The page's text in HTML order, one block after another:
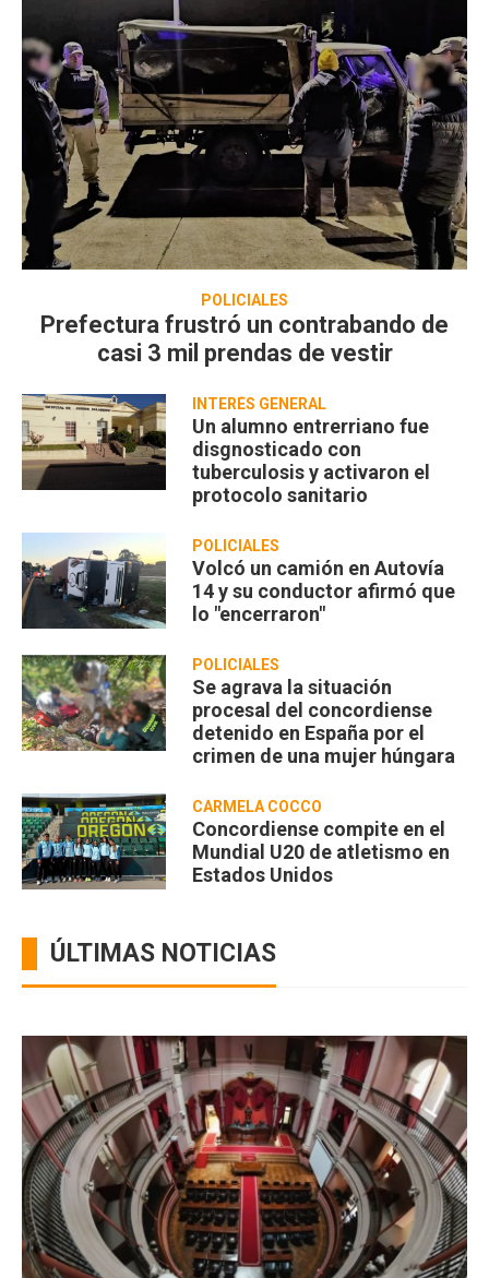
POLICIALES
Prefectura frustró un contrabando de
casi 3 mil prendas de vestir
INTERÉS GENERAL
Un alumno entrerriano fue
disgnosticado con
tuberculosis y activaron el
protocolo sanitario
POLICIALES
Volcó un camión en Autovía
14 y su conductor afirmó que
lo "encerraron"
POLICIALES
Se agrava la situación
procesal del concordiense
detenido en España por el
crimen de una mujer húngara
CARMELA COCCO
Concordiense compite en el
Mundial U20 de atletismo en
Estados Unidos
ÚLTIMAS NOTICIAS